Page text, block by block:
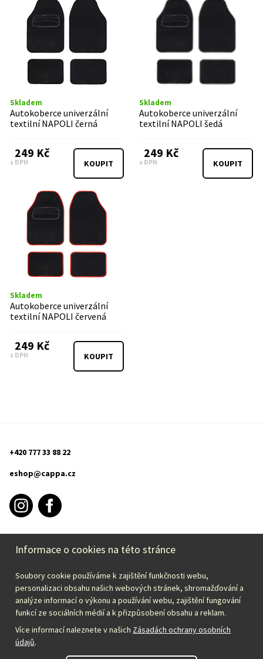
Skladem
Autokoberce univerzální
textilní NAPOLI černá
249 Kč
s DPH KOUPIT
Skladem
Autokoberce univerzální
textilní NAPOLI šedá
249 Kč
s DPH KOUPIT
Skladem
Autokoberce univerzální
textilní NAPOLI červená
249 Kč
s DPH KOUPIT
+420 777 33 88 22
eshop@cappa.cz
INFORMACE O NÁKUPU
CAPPA
Zvolte svou zemi:
Informace o cookies na této stránce
Soubory cookie používáme k zajištění funkčnosti webu,
personalizaci obsahu našich webových stránek, shromažďování a
analýze informací o výkonu a používání webu, zajištění fungování
funkcí ze sociálních médií a k přizpůsobení obsahu a reklam.
Více informací naleznete v našich Zásadách ochrany osobních
údajů.